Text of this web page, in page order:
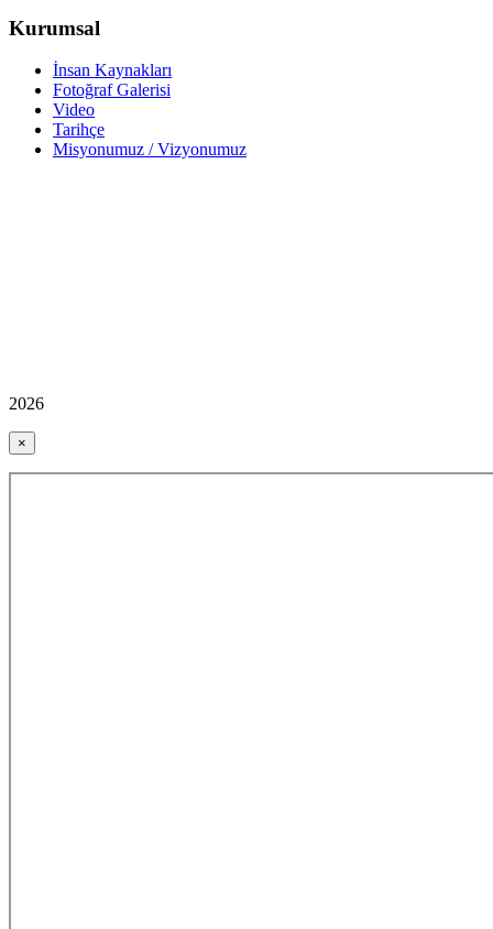
Kurumsal
İnsan Kaynakları
Fotoğraf Galerisi
Video
Tarihçe
Misyonumuz / Vizyonumuz
2026
×